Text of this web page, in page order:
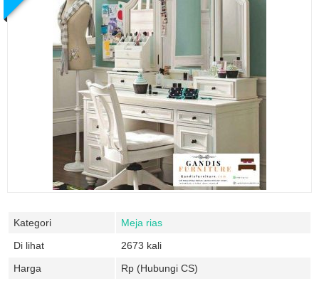
Kategori
Meja rias
Di lihat
2673 kali
Harga
Rp (Hubungi CS)